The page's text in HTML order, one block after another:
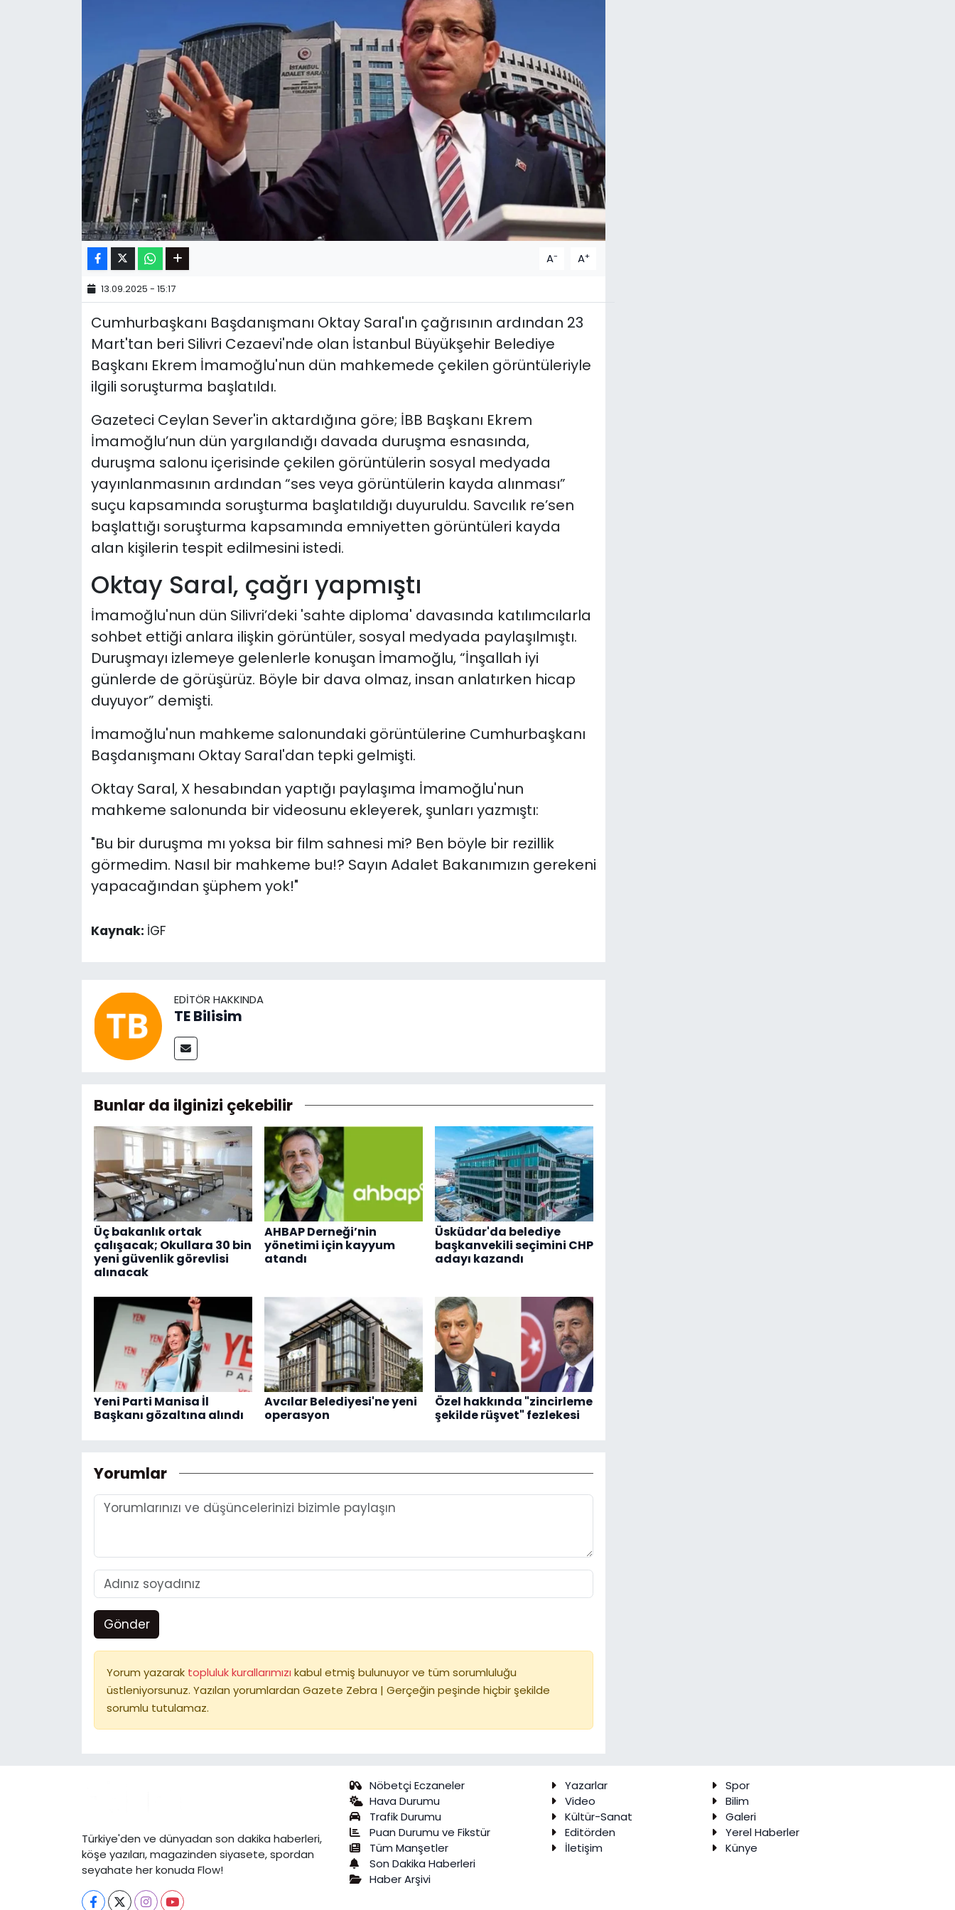
A- A+
13.09.2025 - 15:17
Cumhurbaşkanı Başdanışmanı Oktay Saral'ın çağrısının ardından 23
Mart'tan beri Silivri Cezaevi'nde olan İstanbul Büyükşehir Belediye
Başkanı Ekrem İmamoğlu'nun dün mahkemede çekilen görüntüleriyle
ilgili soruşturma başlatıldı.
Gazeteci Ceylan Sever'in aktardığına göre; İBB Başkanı Ekrem
İmamoğlu’nun dün yargılandığı davada duruşma esnasında,
duruşma salonu içerisinde çekilen görüntülerin sosyal medyada
yayınlanmasının ardından “ses veya görüntülerin kayda alınması”
suçu kapsamında soruşturma başlatıldığı duyuruldu. Savcılık re’sen
başlattığı soruşturma kapsamında emniyetten görüntüleri kayda
alan kişilerin tespit edilmesini istedi.
Oktay Saral, çağrı yapmıştı
İmamoğlu'nun dün Silivri’deki 'sahte diploma' davasında katılımcılarla
sohbet ettiği anlara ilişkin görüntüler, sosyal medyada paylaşılmıştı.
Duruşmayı izlemeye gelenlerle konuşan İmamoğlu, “İnşallah iyi
günlerde de görüşürüz. Böyle bir dava olmaz, insan anlatırken hicap
duyuyor” demişti.
İmamoğlu'nun mahkeme salonundaki görüntülerine Cumhurbaşkanı
Başdanışmanı Oktay Saral'dan tepki gelmişti.
Oktay Saral, X hesabından yaptığı paylaşıma İmamoğlu'nun
mahkeme salonunda bir videosunu ekleyerek, şunları yazmıştı:
"Bu bir duruşma mı yoksa bir film sahnesi mi? Ben böyle bir rezillik
görmedim. Nasıl bir mahkeme bu!? Sayın Adalet Bakanımızın gerekeni
yapacağından şüphem yok!"
Kaynak: İGF
EDITÖR HAKKINDA
TE Bilisim
Bunlar da ilginizi çekebilir
Üç bakanlık ortak
çalışacak; Okullara 30 bin
yeni güvenlik görevlisi
alınacak
AHBAP Derneği’nin
yönetimi için kayyum
atandı
Üsküdar'da belediye
başkanvekili seçimini CHP
adayı kazandı
Yeni Parti Manisa İl
Başkanı gözaltına alındı
Avcılar Belediyesi'ne yeni
operasyon
Özel hakkında "zincirleme
şekilde rüşvet" fezlekesi
Yorumlar
Gönder
Yorum yazarak topluluk kurallarımızı kabul etmiş bulunuyor ve tüm sorumluluğu
üstleniyorsunuz. Yazılan yorumlardan Gazete Zebra | Gerçeğin peşinde hiçbir şekilde
sorumlu tutulamaz.
Türkiye'den ve dünyadan son dakika haberleri,
köşe yazıları, magazinden siyasete, spordan
seyahate her konuda Flow!
Nöbetçi Eczaneler
Hava Durumu
Trafik Durumu
Puan Durumu ve Fikstür
Tüm Manşetler
Son Dakika Haberleri
Haber Arşivi
Yazarlar
Spor
Video
Bilim
Kültür-Sanat
Galeri
Editörden
Yerel Haberler
İletişim
Künye